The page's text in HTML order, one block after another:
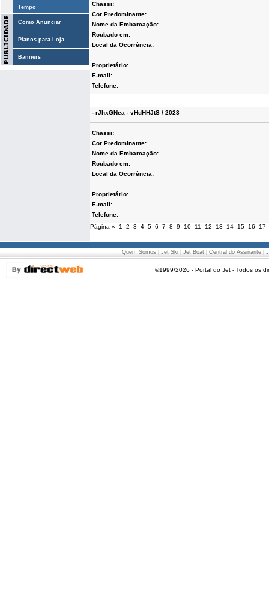
Tempo
Como Anunciar
Planos para Loja
Banners
Chassi:
Cor Predominante:
Nome da Embarcação:
Roubado em:
Local da Ocorrência:
Proprietário:
E-mail:
Telefone:
- rJhxGNea - vHdHHJtS / 2023
Chassi:
Cor Predominante:
Nome da Embarcação:
Roubado em:
Local da Ocorrência:
Proprietário:
E-mail:
Telefone:
Página « 1 2 3 4 5 6 7 8 9 10 11 12 13 14 15 16 17
Quem Somos Jet Ski Jet Boat Central do Assinante
©1999/2026 - Portal do Jet - Todos os